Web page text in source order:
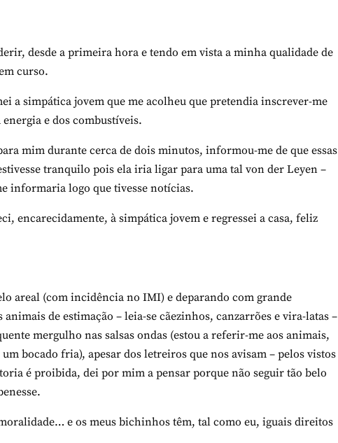
desde a primeira hora e tendo em vista a minha qualidade de
curso.
a simpática jovem que me acolheu que pretendia inscrever-me
e dos combustíveis.
mim durante cerca de dois minutos, informou-me de que essas
tranquilo pois ela iria ligar para uma tal von der Leyen –
informaria logo que tivesse notícias.
encarecidamente, à simpática jovem e regressei a casa, feliz
areal (com incidência no IMI) e deparando com grande
de estimação – leia-se cãezinhos, canzarrões e vira-latas –
mergulho nas salsas ondas (estou a referir-me aos animais,
bocado fria), apesar dos letreiros que nos avisam – pelos vistos
é proibida, dei por mim a pensar porque não seguir tão belo
e os meus bichinhos têm, tal como eu, iguais direitos